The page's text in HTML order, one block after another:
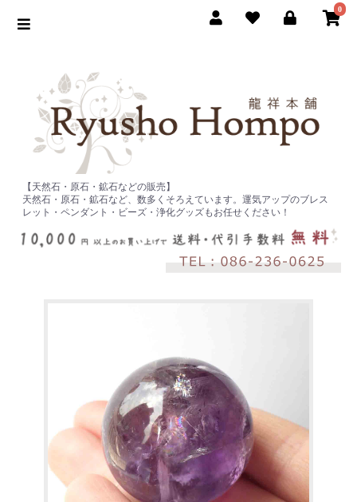
0
【天然石・原石・鉱石などの販売】
天然石・原石・鉱石など、数多くそろえています。運気アップのブレス
レット・ペンダント・ビーズ・浄化グッズもお任せください！